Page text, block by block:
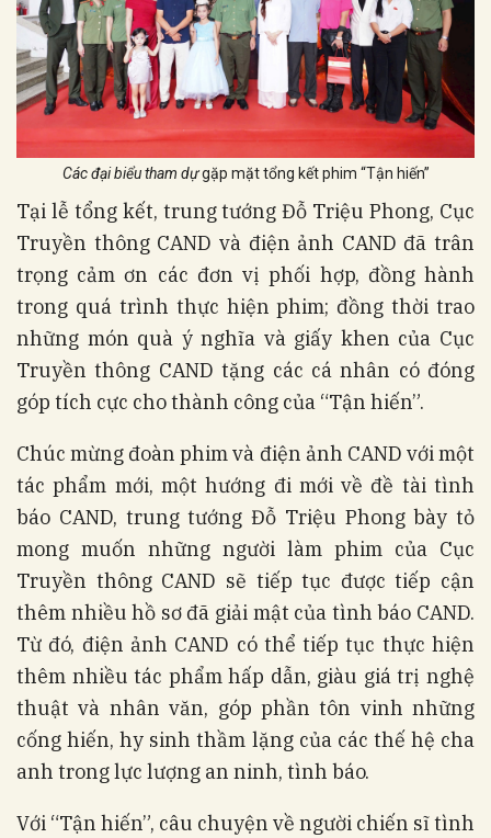
Các đại biểu tham dựgặp mặt tổng kết phim “Tận hiến”
Tại lễ tổng kết, trung tướng Đỗ Triệu Phong, Cục
Truyền thông CAND và điện ảnh CAND đã trân
trọng cảm ơn các đơn vị phối hợp, đồng hành
trong quá trình thực hiện phim; đồng thời trao
những món quà ý nghĩa và giấy khen của Cục
Truyền thông CAND tặng các cá nhân có đóng
góp tích cực cho thành công của “Tận hiến”.
Chúc mừng đoàn phim và điện ảnh CAND với một
tác phẩm mới, một hướng đi mới về đề tài tình
báo CAND, trung tướng Đỗ Triệu Phong bày tỏ
mong muốn những người làm phim của Cục
Truyền thông CAND sẽ tiếp tục được tiếp cận
thêm nhiều hồ sơ đã giải mật của tình báo CAND.
Từ đó, điện ảnh CAND có thể tiếp tục thực hiện
thêm nhiều tác phẩm hấp dẫn, giàu giá trị nghệ
thuật và nhân văn, góp phần tôn vinh những
cống hiến, hy sinh thầm lặng của các thế hệ cha
anh trong lực lượng an ninh, tình báo.
Với “Tận hiến”, câu chuyện về người chiến sĩ tình